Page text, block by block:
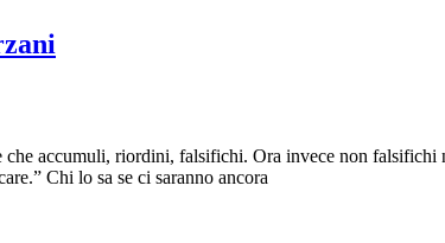
accumuli, riordini, falsifichi. Ora invece non
Chi lo sa se ci saranno ancora